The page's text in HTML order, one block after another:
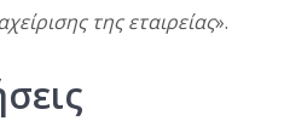
της εταιρείας».